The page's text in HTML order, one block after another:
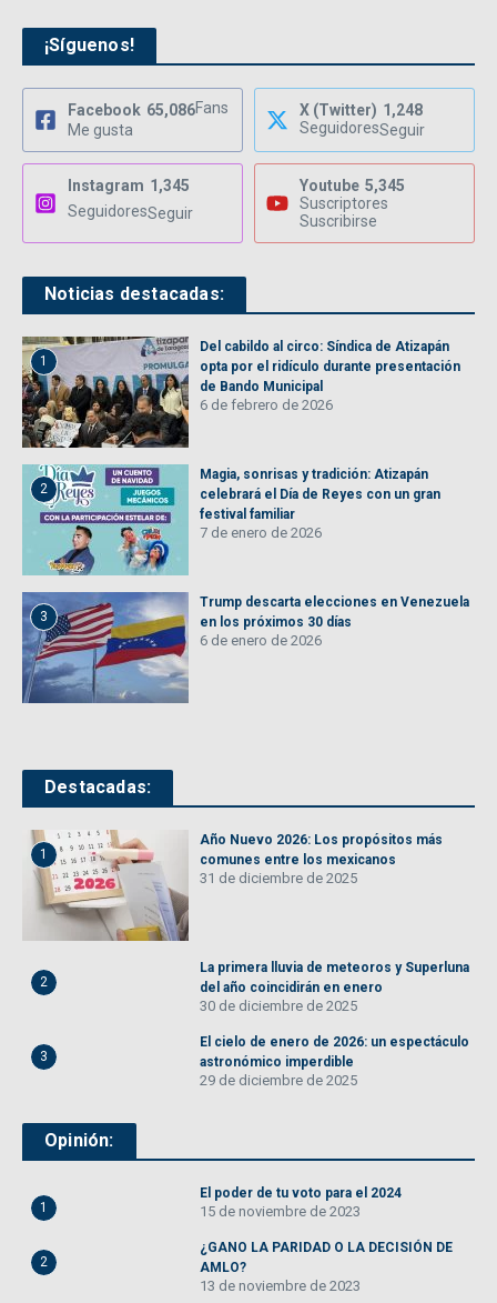
¡Síguenos!
Facebook 65,086Fans
Me gusta
X (Twitter) 1,248
SeguidoresSeguir
Instagram 1,345
SeguidoresSeguir
Youtube 5,345
Suscriptores
Suscribirse
Noticias destacadas:
1
Del cabildo al circo: Síndica de Atizapán
opta por el ridículo durante presentación
de Bando Municipal
6 de febrero de 2026
2
Magia, sonrisas y tradición: Atizapán
celebrará el Día de Reyes con un gran
festival familiar
7 de enero de 2026
3
Trump descarta elecciones en Venezuela
en los próximos 30 días
6 de enero de 2026
Destacadas:
1
Año Nuevo 2026: Los propósitos más
comunes entre los mexicanos
31 de diciembre de 2025
2
La primera lluvia de meteoros y Superluna
del año coincidirán en enero
30 de diciembre de 2025
3
El cielo de enero de 2026: un espectáculo
astronómico imperdible
29 de diciembre de 2025
Opinión:
1
El poder de tu voto para el 2024
15 de noviembre de 2023
2
¿GANO LA PARIDAD O LA DECISIÓN DE
AMLO?
13 de noviembre de 2023